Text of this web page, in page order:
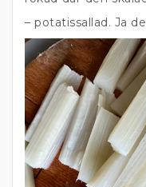
– potatissallad. Ja